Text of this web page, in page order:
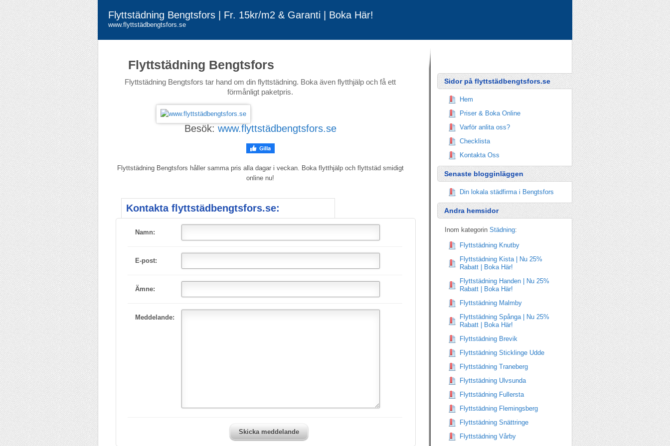
Flyttstädning Bengtsfors | Fr. 15kr/m2 & Garanti | Boka Här!
www.flyttstädbengtsfors.se
Flyttstädning Bengtsfors
Flyttstädning Bengtsfors tar hand om din flyttstädning. Boka även flytthjälp och få ett
förmånligt paketpris.
Besök: www.flyttstädbengtsfors.se
Flyttstädning Bengtsfors håller samma pris alla dagar i veckan. Boka flytthjälp och flyttstäd smidigt
online nu!
Kontakta flyttstädbengtsfors.se:
Namn:
E-post:
Ämne:
Meddelande:
Skicka meddelande
Sidor på flyttstädbengtsfors.se
Hem
Priser & Boka Online
Varför anlita oss?
Checklista
Kontakta Oss
Senaste blogginläggen
Din lokala städfirma i Bengtsfors
Andra hemsidor
Inom kategorin Städning:
Flyttstädning Knutby
Flyttstädning Kista | Nu 25%
Rabatt | Boka Här!
Flyttstädning Handen | Nu 25%
Rabatt | Boka Här!
Flyttstädning Malmby
Flyttstädning Spånga | Nu 25%
Rabatt | Boka Här!
Flyttstädning Brevik
Flyttstädning Sticklinge Udde
Flyttstädning Traneberg
Flyttstädning Ulvsunda
Flyttstädning Fullersta
Flyttstädning Flemingsberg
Flyttstädning Snättringe
Flyttstädning Vårby